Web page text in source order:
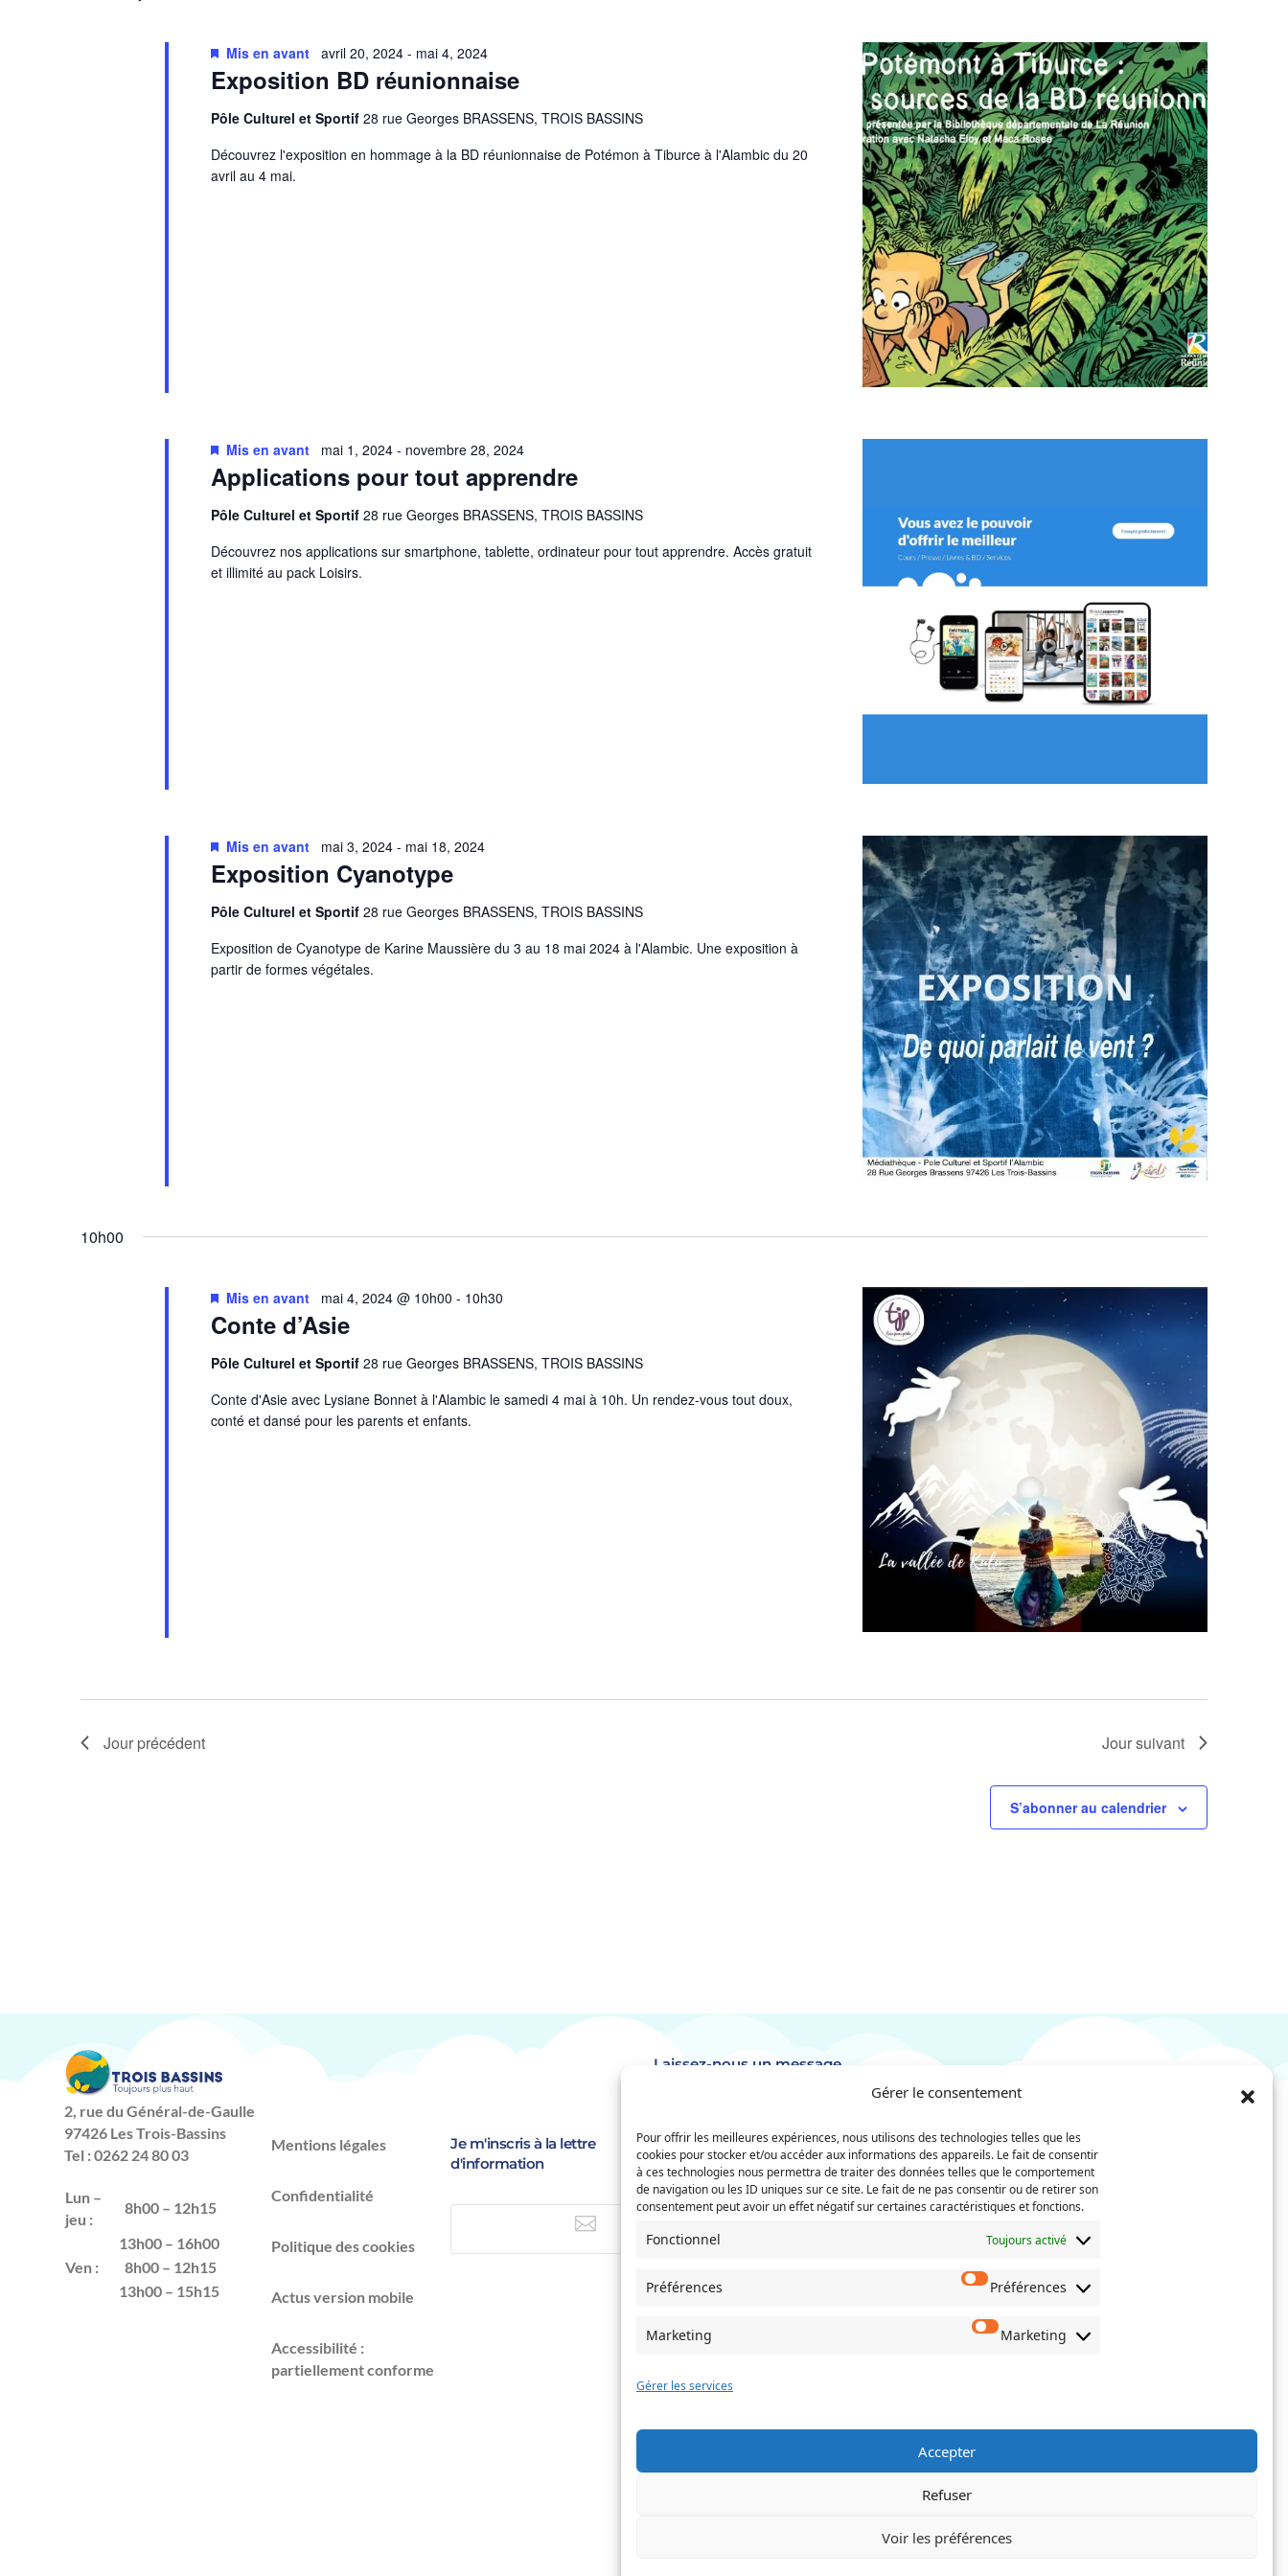
Gérer le consentement
Pour offrir les meilleures expériences, nous utilisons des technologies telles que les
cookies pour stocker et/ou accéder aux informations des appareils. Le fait de consentir
à ces technologies nous permettra de traiter des données telles que le comportement
de navigation ou les ID uniques sur ce site. Le fait de ne pas consentir ou de retirer son
consentement peut avoir un effet négatif sur certaines caractéristiques et fonctions.
Fonctionnel Toujours activé
Préférences Préférences
Marketing Marketing
Gérer les services
Accepter
Refuser
Voir les préférences
Exposition BD réunionnaise
Mis en avant avril 20, 2024- mai 4, 2024
Pôle Culturel et Sportif 28 rue Georges BRASSENS, TROIS BASSINS
Découvrez l'exposition en hommage à la BD réunionnaise de Potémon à Tiburce à l'Alambic du 20
avril au 4 mai.
Applications pour tout apprendre
Mis en avant mai 1, 2024- novembre 28, 2024
Pôle Culturel et Sportif 28 rue Georges BRASSENS, TROIS BASSINS
Découvrez nos applications sur smartphone, tablette, ordinateur pour tout apprendre. Accès gratuit
et illimité au pack Loisirs.
Exposition Cyanotype
Mis en avant mai 3, 2024- mai 18, 2024
Pôle Culturel et Sportif 28 rue Georges BRASSENS, TROIS BASSINS
Exposition de Cyanotype de Karine Maussière du 3 au 18 mai 2024 à l'Alambic. Une exposition à
partir de formes végétales.
10h00
Conte d’Asie
Mis en avant mai 4, 2024 @ 10h00 - 10h30
Pôle Culturel et Sportif 28 rue Georges BRASSENS, TROIS BASSINS
Conte d'Asie avec Lysiane Bonnet à l'Alambic le samedi 4 mai à 10h. Un rendez-vous tout doux,
conté et dansé pour les parents et enfants.
Jour précédent Jour suivant
S’abonner au calendrier
2, rue du Général-de-Gaulle
97426 Les Trois-Bassins
Tel : 0262 24 80 03
Lun –
jeu :
8h00 – 12h15
13h00 – 16h00
Ven :
8h00 – 12h15
13h00 – 15h15
Mentions légales
Confidentialité
Politique des cookies
Actus version mobile
Accessibilité :
partiellement conforme
Je m'inscris à la lettre
d'information

Laissez-nous un message
Prénom Nom
E-
mail(Nécessaire)
Saisissez
un
e-
Confirmez
l’e-
Téléphone
Service concerné(Nécessaire)
Si votre demande concerne des actes de
l'Etat-Civil comme service concerné.